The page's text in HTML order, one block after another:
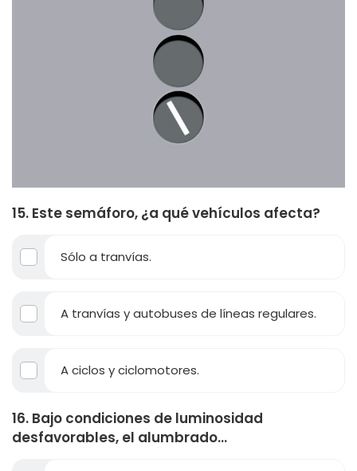
15. Este semáforo, ¿a qué vehículos afecta?
Sólo a tranvías.
A tranvías y autobuses de líneas regulares.
A ciclos y ciclomotores.
16. Bajo condiciones de luminosidad
desfavorables, el alumbrado...